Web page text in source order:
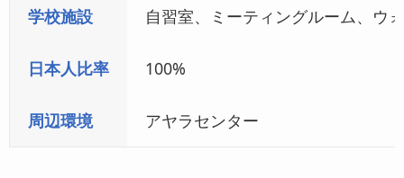
学校施設 自習室、ミーティングルーム、ウ
日本人比率 100%
周辺環境 アヤラセンター